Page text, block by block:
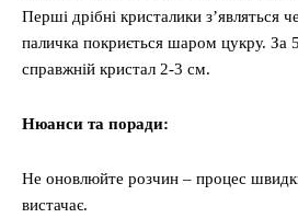
Перші дрібні кристалики з’являться
паличка покриється шаром цукру. За
справжній кристал 2-3 см.
Нюанси та поради:
Не оновлюйте розчин – процес
вистачає.